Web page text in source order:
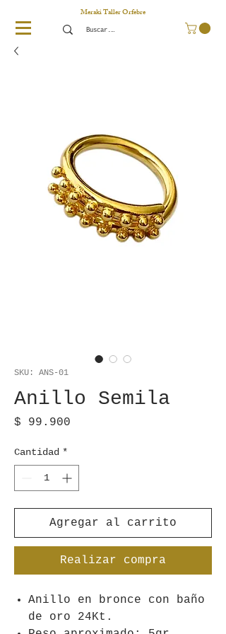
Meraki Taller Orfebre
SKU: ANS-01
Anillo Semila
$ 99.900
Cantidad *
Agregar al carrito
Realizar compra
Anillo en bronce con baño
de oro 24Kt.